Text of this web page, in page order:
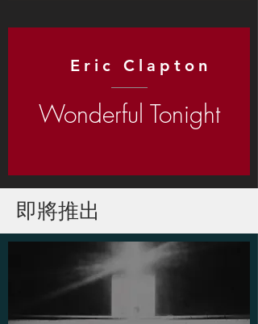
Eric Clapton
Wonderful Tonight
即將推出